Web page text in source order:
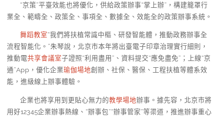
“京策”平臺效能也將優化，供給政策辦事“掌上辦”，構建籠罩行
業全、範疇全、政策全、事項全、數據全、效能全的政策辦事系統。
舞蹈教室“我們將扶植常識中樞、研發智能體，推動政務辦事全
流程智能化。”朱琴說，北京市本年將出臺電子印章治理實行細則，
推動電共享會議室子證照“利用盡用”、資料提交“應免盡免”；上線“京
通”App，優化企業瑜伽場地創辦、社保、醫保、工程扶植等體系效
能，進級線上辦事體驗。
企業也將享用到更貼心無力的教學場地辦事。據先容，北京市將
用好12345企業辦事熱線、“辦事包”“辦事管家”等渠道，推進辦事重心